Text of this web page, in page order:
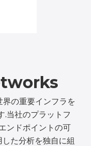
の重要インフラを
.当社のプラットフ
ンドポイントの可
た分析を独自に組